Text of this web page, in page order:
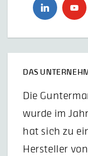
DAS
Die
wurde im
hat sich zu
Hersteller